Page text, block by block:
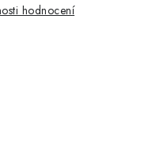
hodnocení